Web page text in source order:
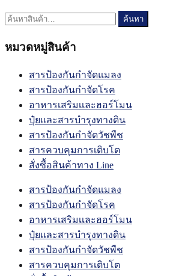
ค้นหา: ค้นหา
หมวดหมู่สินค้า
สารป้องกันกำจัดแมลง
สารป้องกันกำจัดโรค
อาหารเสริมเเละฮอร์โมน
ปุ๋ยเเละสารบำรุงทางดิน
สารป้องกันกำจัดวัชพืช
สารควบคุมการเติบโต
สั่งซื้อสินค้าทาง Line
สารป้องกันกำจัดแมลง
สารป้องกันกำจัดโรค
อาหารเสริมเเละฮอร์โมน
ปุ๋ยเเละสารบำรุงทางดิน
สารป้องกันกำจัดวัชพืช
สารควบคุมการเติบโต